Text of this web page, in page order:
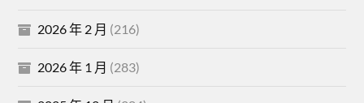
2026 年 2 月 (216)
2026 年 1 月 (283)